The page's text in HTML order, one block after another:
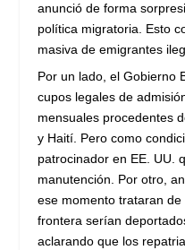
anunció de forma
política migratoria. Esto
masiva de emigrantes
Por un lado, el Gobierno
cupos legales de
mensuales procedentes
y Haití. Pero como
patrocinador en EE. UU.
manutención. Por otro,
ese momento trataran
frontera serían
aclarando que los